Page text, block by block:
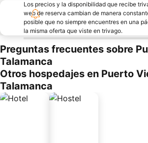
Los precios y la disponibilidad que recibe
web de reserva cambian de manera
posible que no siempre encuentres en una
la misma oferta que viste en trivago.
Preguntas frecuentes sobre
Talamanca
Otros hospedajes en Puerto
Talamanca